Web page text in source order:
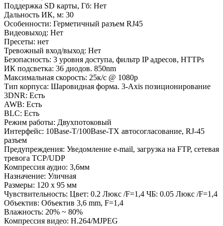
Поддержка SD карты, Гб: Нет
Дальность ИК, м: 30
Особенности: Герметичный разъем RJ45
Видеовыход: Нет
Пресеты: нет
Тревожный вход/выход: Нет
Безопасность: 3 уровня доступа, фильтр IP адресов, HTTPs
ИК подсветка: 36 диодов. 850nm
Максимальная скорость: 25к/с @ 1080p
Тип корпуса: Шаровидная форма. 3-Axis позиционирование
3DNR: Есть
AWB: Есть
BLC: Есть
Режим работы: Двухпотоковый
Интерфейс: 10Base-T/100Base-TX автосогласование, RJ-45
разъем
Предупреждения: Уведомление e-mail, загрузка на FTP, сетевая
тревога TCP/UDP
Компрессия аудио: 3,6мм
Назначение: Уличная
Размеры: 120 x 95 мм
Чувствительность: Цвет: 0.2 Люкс /F=1,4 ЧБ: 0.05 Люкс /F=1,4
Объектив: Объектив 3,6 mm, F=1,4
Влажность: 20% ~ 80%
Компрессия видео: H.264/MJPEG